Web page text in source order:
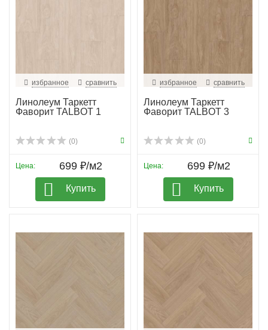
избранное сравнить
Линолеум Таркетт
Фаворит TALBOT 1
(0)
Цена: 699 ₽/м2
Купить
избранное сравнить
Линолеум Таркетт
Фаворит TALBOT 3
(0)
Цена: 699 ₽/м2
Купить